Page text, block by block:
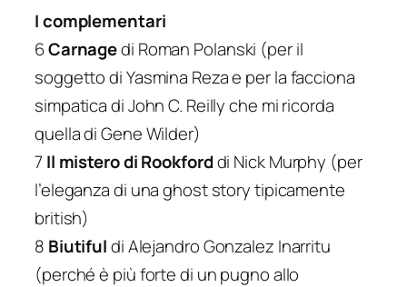
I complementari
6Carnagedi Roman Polanski (per il
soggetto di Yasmina Reza e per la facciona
simpatica di John C. Reilly che mi ricorda
quella di Gene Wilder)
7Il mistero di Rookforddi Nick Murphy (per
l’eleganza di una ghost story tipicamente
british)
8 Biutifuldi Alejandro Gonzalez Inarritu
(perché è più forte di un pugno allo